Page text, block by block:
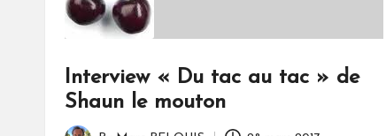
Interview « Du tac au tac » de
Shaun le mouton